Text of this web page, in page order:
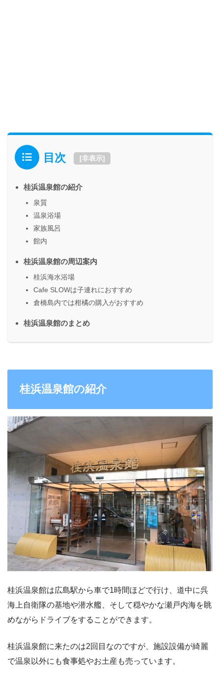
目次 [非表示]
桂浜温泉館の紹介
泉質
温泉浴場
家族風呂
館内
桂浜温泉館の周辺案内
桂浜海水浴場
Cafe SLOWは子連れにおすすめ
倉橋島内では柑橘の購入がおすすめ
桂浜温泉館のまとめ
桂浜温泉館の紹介
桂浜温泉館は広島駅から車で1時間ほどで行け、道中に呉
海上自衛隊の基地や潜水艦、そして穏やかな瀬戸内海を眺
めながらドライブをすることができます。
桂浜温泉館に来たのは2回目なのですが、施設設備が綺麗
で温泉以外にも食事処やお土産も売っています。